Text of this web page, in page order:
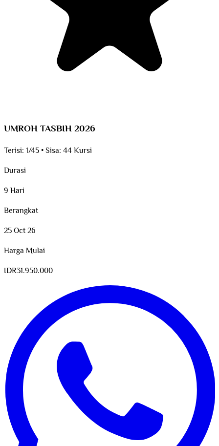
UMROH TASBIH 2026
Terisi: 1/45•Sisa: 44 Kursi
Durasi
9 Hari
Berangkat
25 Oct 26
Harga Mulai
IDR31.950.000